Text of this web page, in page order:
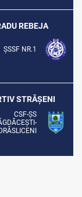
REBEJA
ȘSSF NR.1
STRĂȘENI
CSF-ȘS
DRĂSLICENI